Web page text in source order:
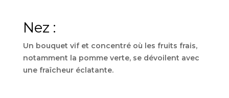
Nez :
Un bouquet vif et concentré où les fruits frais,
notamment la pomme verte, se dévoilent avec
une fraîcheur éclatante.